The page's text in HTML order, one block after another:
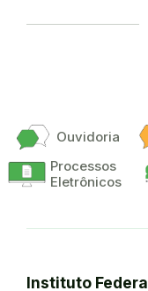
Ouvidoria
Processos
Eletrônicos
Instituto